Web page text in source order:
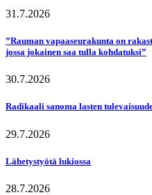
31.7.2026
”Rauman vapaaseurakunta on
jossa jokainen saa tulla kohdatuksi”
30.7.2026
Radikaali sanoma lasten
29.7.2026
Lähetystyötä lukiossa
28.7.2026